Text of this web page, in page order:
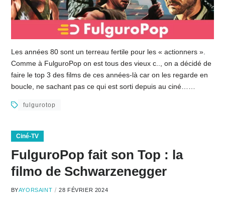
Les années 80 sont un terreau fertile pour les « actionners ».
Comme à FulguroPop on est tous des vieux c.., on a décidé de
faire le top 3 des films de ces années-là car on les regarde en
boucle, ne sachant pas ce qui est sorti depuis au ciné……
fulgurotop
Ciné-TV
FulguroPop fait son Top : la
filmo de Schwarzenegger
BYAYORSAINT 28 FÉVRIER 2024